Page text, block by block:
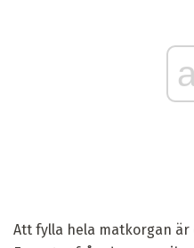
Att fylla hela matkorgan